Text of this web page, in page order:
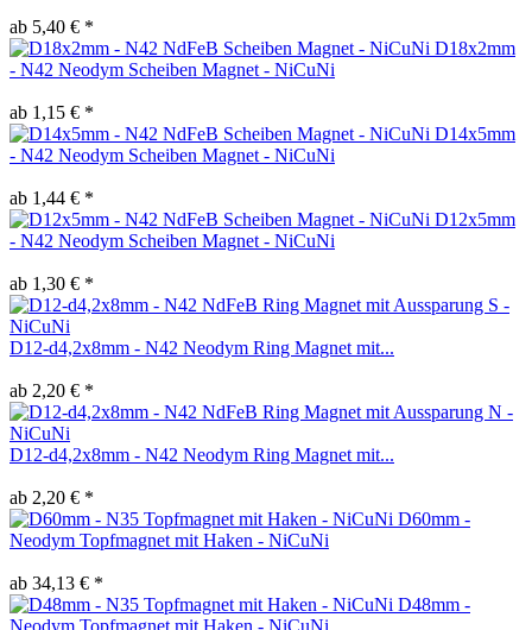
ab 5,40 € *
D18x2mm
- N42 Neodym Scheiben Magnet - NiCuNi
ab 1,15 € *
D14x5mm
- N42 Neodym Scheiben Magnet - NiCuNi
ab 1,44 € *
D12x5mm
- N42 Neodym Scheiben Magnet - NiCuNi
ab 1,30 € *
D12-d4,2x8mm - N42 Neodym Ring Magnet mit...
ab 2,20 € *
D12-d4,2x8mm - N42 Neodym Ring Magnet mit...
ab 2,20 € *
D60mm -
Neodym Topfmagnet mit Haken - NiCuNi
ab 34,13 € *
D48mm -
Neodym Topfmagnet mit Haken - NiCuNi